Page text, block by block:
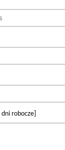
robocze]